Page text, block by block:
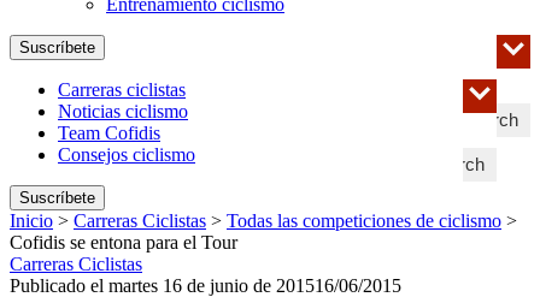
Entrenamiento ciclismo
Search
Suscríbete
Search
Carreras ciclistas
Noticias ciclismo
Team Cofidis
Consejos ciclismo
Suscríbete
Inicio > Carreras Ciclistas > Todas las competiciones de ciclismo >
Cofidis se entona para el Tour
Carreras Ciclistas
Publicado el martes 16 de junio de 201516/06/2015